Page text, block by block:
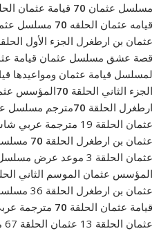
مسلسل عثمان 70 قيامة عثمان
قيامه عثمان الحلقه 70 مسلسل
عثمان بن ارطغرل الجزء الأول
قصة عشق مسلسل عثمان قيامة
لمسلسل قيامة عثمان ومواعيدها
الجزء الثاني الحلقة 70المؤسس
ارطغرل الحلقة 70مترجم مسلسل
عثمان بن ارطغرل الحلقة 70
عثمان الحلقة 3 موعد
المؤسس عثمان الموسم الثاني الحلقة 1 مسلسل
عثمان بن ارطغرل الحلقة 36 مسلسل عثمان بن ارطغرل الحلقة
قيامة عثمان الحلقة 70